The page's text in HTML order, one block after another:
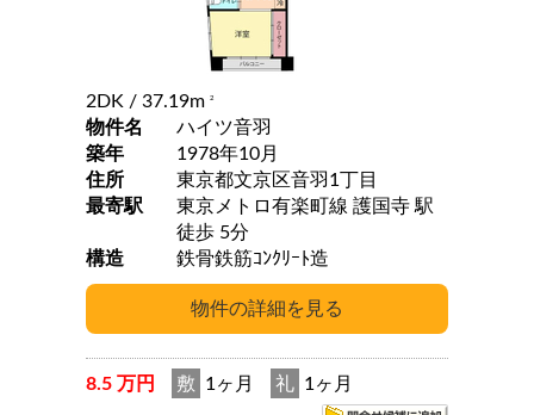
2DK / 37.19m 2
物件名
ハイツ音羽
築年
1978年10月
住所
東京都文京区音羽1丁目
最寄駅
東京メトロ有楽町線 護国寺 駅
徒歩 5分
構造
鉄骨鉄筋ｺﾝｸﾘｰﾄ造
8.5 万円 敷 1ヶ月 礼 1ヶ月